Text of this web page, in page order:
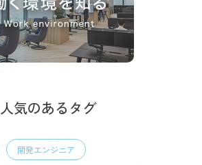
人気のあるタグ
開発エンジニア